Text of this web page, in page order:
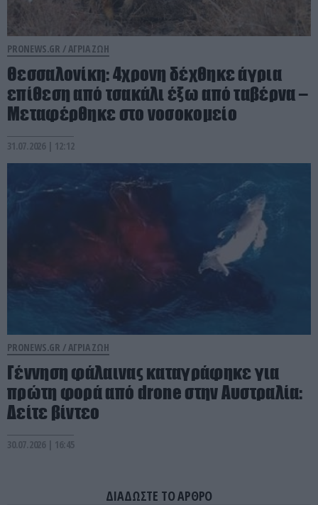
PRONEWS.GR /ΑΓΡΙΑ ΖΩΗ
Θεσσαλονίκη: 4χρονη δέχθηκε άγρια
επίθεση από τσακάλι έξω από ταβέρνα –
Μεταφέρθηκε στο νοσοκομείο
31.07.2026 | 12:12
PRONEWS.GR /ΑΓΡΙΑ ΖΩΗ
Γέννηση φάλαινας καταγράφηκε για
πρώτη φορά από drone στην Αυστραλία:
Δείτε βίντεο
30.07.2026 | 16:45
ΔΙΑΔΩΣΤΕ ΤΟ ΑΡΘΡΟ